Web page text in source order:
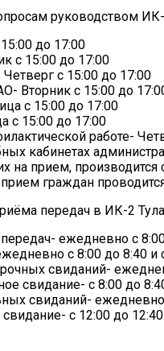
руководством
до 17:00
с 15:00 до 17:00
с 15:00 до 17:00
Вторник с 15:00 до
с 15:00 до 17:00
с 15:00 до 17:00
работе-
кабинетах
на прием, производится
граждан
передач в ИК-2 Тула
ежедневно с
с 8:00 до 8:40 и
свиданий-
свидание- с 8:00 до
свиданий-
с 12:00 до 12:40